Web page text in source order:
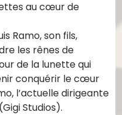
au cœur de
Ramo, son fils,
les rênes de
de la lunette qui
conquérir le cœur
l’actuelle dirigeante
Studios).